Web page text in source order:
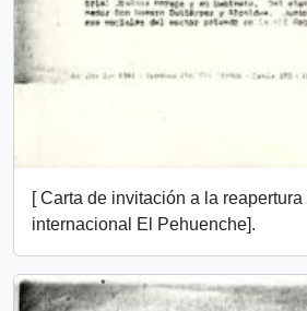
[ Carta de invitación a la
internacional El Pehuenche].